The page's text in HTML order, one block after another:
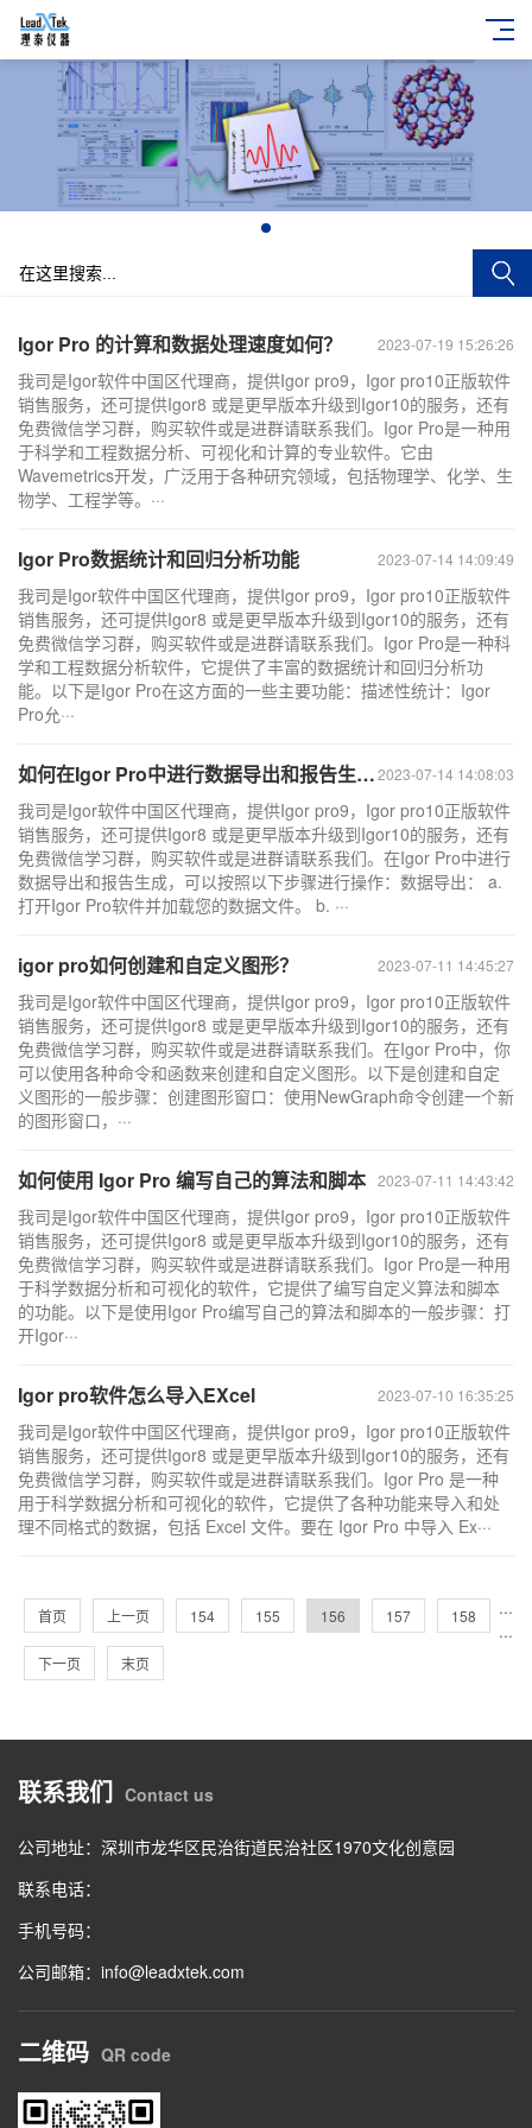
2023-07-19 15:26:26
Igor Pro 的计算和数据处理速度如何？
我司是Igor软件中国区代理商，提供Igor pro9，Igor pro10正版软件
销售服务，还可提供Igor8 或是更早版本升级到Igor10的服务，还有
免费微信学习群，购买软件或是进群请联系我们。Igor Pro是一种用
于科学和工程数据分析、可视化和计算的专业软件。它由
Wavemetrics开发，广泛用于各种研究领域，包括物理学、化学、生
物学、工程学等。···
2023-07-14 14:09:49
Igor Pro数据统计和回归分析功能
我司是Igor软件中国区代理商，提供Igor pro9，Igor pro10正版软件
销售服务，还可提供Igor8 或是更早版本升级到Igor10的服务，还有
免费微信学习群，购买软件或是进群请联系我们。Igor Pro是一种科
学和工程数据分析软件，它提供了丰富的数据统计和回归分析功
能。以下是Igor Pro在这方面的一些主要功能：描述性统计：Igor
Pro允···
2023-07-14 14:08:03
如何在Igor Pro中进行数据导出和报告生成？
我司是Igor软件中国区代理商，提供Igor pro9，Igor pro10正版软件
销售服务，还可提供Igor8 或是更早版本升级到Igor10的服务，还有
免费微信学习群，购买软件或是进群请联系我们。在Igor Pro中进行
数据导出和报告生成，可以按照以下步骤进行操作：数据导出： a.
打开Igor Pro软件并加载您的数据文件。 b. ···
2023-07-11 14:45:27
igor pro如何创建和自定义图形？
我司是Igor软件中国区代理商，提供Igor pro9，Igor pro10正版软件
销售服务，还可提供Igor8 或是更早版本升级到Igor10的服务，还有
免费微信学习群，购买软件或是进群请联系我们。在Igor Pro中，你
可以使用各种命令和函数来创建和自定义图形。以下是创建和自定
义图形的一般步骤：创建图形窗口：使用NewGraph命令创建一个新
的图形窗口，···
2023-07-11 14:43:42
如何使用 Igor Pro 编写自己的算法和脚本
我司是Igor软件中国区代理商，提供Igor pro9，Igor pro10正版软件
销售服务，还可提供Igor8 或是更早版本升级到Igor10的服务，还有
免费微信学习群，购买软件或是进群请联系我们。Igor Pro是一种用
于科学数据分析和可视化的软件，它提供了编写自定义算法和脚本
的功能。以下是使用Igor Pro编写自己的算法和脚本的一般步骤：打
开Igor···
2023-07-10 16:35:25
Igor pro软件怎么导入EXcel
我司是Igor软件中国区代理商，提供Igor pro9，Igor pro10正版软件
销售服务，还可提供Igor8 或是更早版本升级到Igor10的服务，还有
免费微信学习群，购买软件或是进群请联系我们。Igor Pro 是一种
用于科学数据分析和可视化的软件，它提供了各种功能来导入和处
理不同格式的数据，包括 Excel 文件。要在 Igor Pro 中导入 Ex···
首页 上一页 ···
154 155 156 157 158
···
下一页 末页
联系我们 Contact us
公司地址：深圳市龙华区民治街道民治社区1970文化创意园
联系电话：
手机号码：
公司邮箱：info@leadxtek.com
二维码 QR code